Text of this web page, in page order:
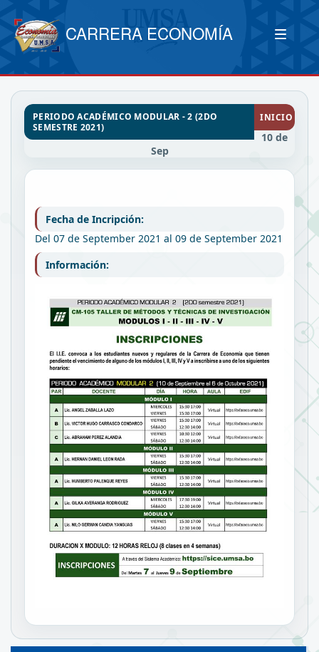
CARRERA ECONOMÍA
PERIODO ACADÉMICO MODULAR - 2 (2DO
SEMESTRE 2021)
INICIO
10 de
Sep
Fecha de Incripción:
Del 07 de September 2021 al 09 de September 2021
Información: